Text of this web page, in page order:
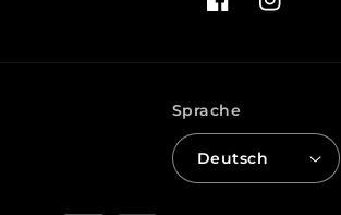
FacebookInstagram
Sprache
Deutsch